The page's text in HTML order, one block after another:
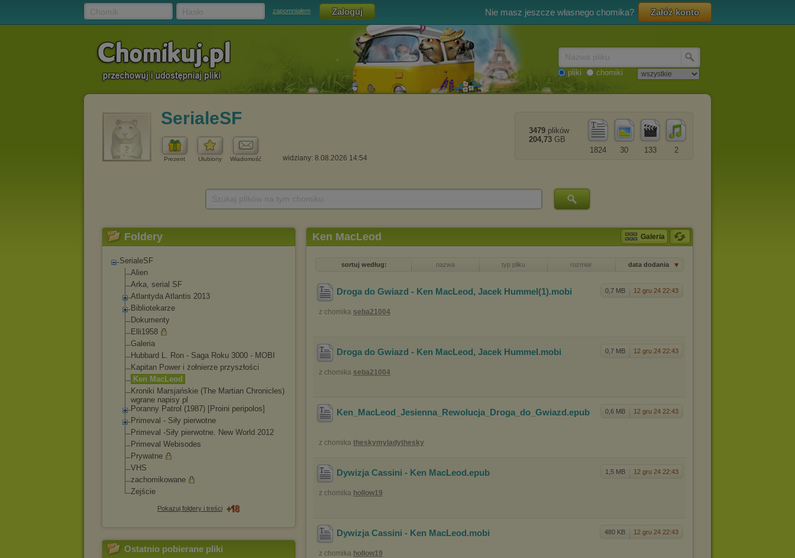
zapomniałem Nie masz jeszcze własnego chomika? Załóż konto
pliki chomiki
SerialeSF
Prezent Ulubiony Wiadomość widziany: 8.08.2026 14:54
2
133
30
1824
3479 plików
204,73 GB
Foldery
SerialeSF
Alien
Arka, serial SF
Atlantyda Atlantis 2013
Bibliotekarze
Dokumenty
Elli1958
Galeria
Hubbard L. Ron - Saga Roku 3000 - MOBI
Kapitan Power i żołnierze przyszłości
Ken MacLeod
Kroniki Marsjańskie (The Martian Chronicles)
wgrane napisy pl
Poranny Patrol (1987) [Proini peripolos]
Primeval - Siły pierwotne
Primeval -Siły pierwotne. New World 2012
Primeval Webisodes
Prywatne
VHS
zachomikowane
Zejście
Pokazuj foldery i treści
Ostatnio pobierane pliki
Ken MacLeod Galeria
sortuj według: nazwa typ pliku rozmiar data dodania
0,7 MB 12 gru 24 22:43
Droga do Gwiazd - Ken MacLeod, Jacek Hummel(1).mobi
z chomika seba21004
0,7 MB 12 gru 24 22:43
Droga do Gwiazd - Ken MacLeod, Jacek Hummel .mobi
z chomika seba21004
0,6 MB 12 gru 24 22:43
Ken_MacLeod_Jesienna_Rewolucja_Droga_do_Gwiazd.epub
z chomika theskymyladythesky
1,5 MB 12 gru 24 22:43
Dywizja Cassini - Ken MacLeod .epub
z chomika hollow19
480 KB 12 gru 24 22:43
Dywizja Cassini - Ken MacLeod .mobi
z chomika hollow19